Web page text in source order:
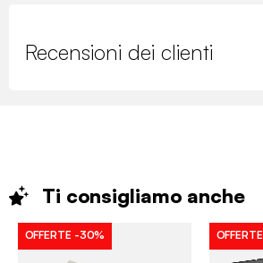
Recensioni dei clienti
Ti consigliamo anche
OFFERTE -30% OFFERTE